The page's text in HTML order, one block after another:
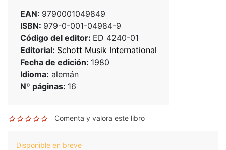
EAN: 9790001049849
ISBN: 979-0-001-04984-9
Código del editor: ED 4240-01
Editorial: Schott Musik International
Fecha de edición: 1980
Idioma: alemán
Nº páginas: 16
Comenta y valora este libro
Disponible en breve